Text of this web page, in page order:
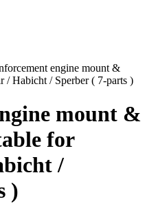
engine mount &
/ Habicht / Sperber ( 7-parts )
mount &
for
/
)